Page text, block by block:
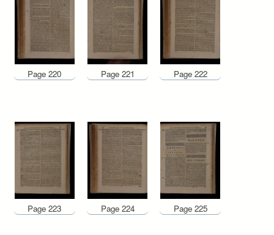
Page 220 Page 221 Page 222
Page 223 Page 224 Page 225